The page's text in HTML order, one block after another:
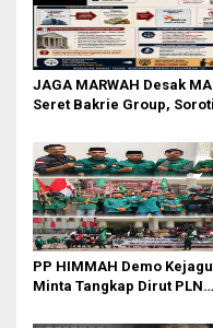
i
p
o
s
JAGA MARWAH Desak MA
Seret Bakrie Group, Soroti
PET
PP HIMMAH Demo
Minta Tangkap Dirut PLN